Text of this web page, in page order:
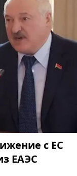
с ЕС
ЕАЭС